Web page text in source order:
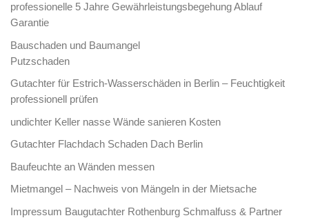
professionelle 5 Jahre Gewährleistungsbegehung Ablauf
Garantie
Bauschaden und Baumangel
Putzschaden
Gutachter für Estrich-Wasserschäden in Berlin – Feuchtigkeit
professionell prüfen
undichter Keller nasse Wände sanieren Kosten
Gutachter Flachdach Schaden Dach Berlin
Baufeuchte an Wänden messen
Mietmangel – Nachweis von Mängeln in der Mietsache
Impressum Baugutachter Rothenburg Schmalfuss & Partner